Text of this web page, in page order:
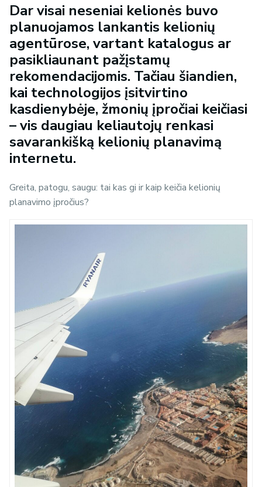
Dar visai neseniai kelionės buvo
planuojamos lankantis kelionių
agentūrose, vartant katalogus ar
pasikliaunant pažįstamų
rekomendacijomis. Tačiau šiandien,
kai technologijos įsitvirtino
kasdienybėje, žmonių įpročiai keičiasi
– vis daugiau keliautojų renkasi
savarankišką kelionių planavimą
internetu.
Greita, patogu, saugu: tai kas gi ir kaip keičia kelionių
planavimo įpročius?